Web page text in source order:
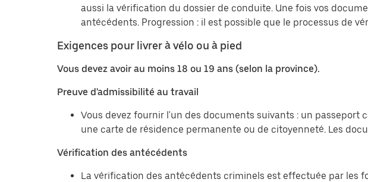
aussi la vérification du dossier de conduite. Une fois vos
antécédents. Progression : il est possible que le processus de
Exigences pour livrer à vélo ou à pied
Vous devez avoir au moins 18 ou 19 ans (selon la province).
Preuve d'admissibilité au travail
Vous devez fournir l'un des documents suivants : un
une carte de résidence permanente ou de citoyenneté. Les
Vérification des antécédents
La vérification des antécédents criminels est effectuée par les